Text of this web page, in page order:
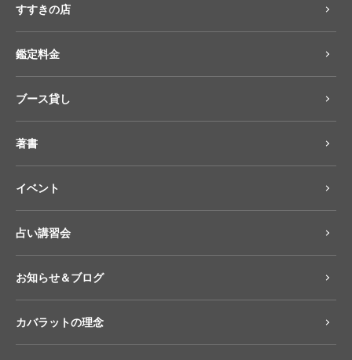
すすきの店
鑑定料金
ブース貸し
著書
イベント
占い講習会
お知らせ＆ブログ
カバラットの理念